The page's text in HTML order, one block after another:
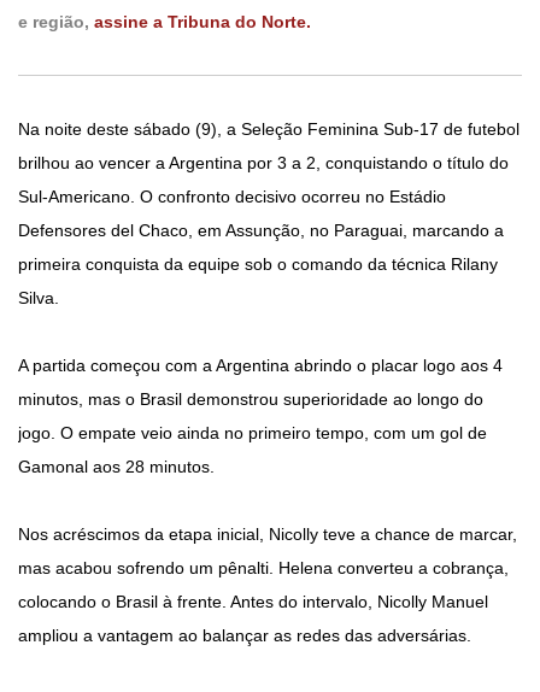
e região, assine a Tribuna do Norte.
Na noite deste sábado (9), a Seleção Feminina Sub-17 de futebol
brilhou ao vencer a Argentina por 3 a 2, conquistando o título do
Sul-Americano. O confronto decisivo ocorreu no Estádio
Defensores del Chaco, em Assunção, no Paraguai, marcando a
primeira conquista da equipe sob o comando da técnica Rilany
Silva.
A partida começou com a Argentina abrindo o placar logo aos 4
minutos, mas o Brasil demonstrou superioridade ao longo do
jogo. O empate veio ainda no primeiro tempo, com um gol de
Gamonal aos 28 minutos.
Nos acréscimos da etapa inicial, Nicolly teve a chance de marcar,
mas acabou sofrendo um pênalti. Helena converteu a cobrança,
colocando o Brasil à frente. Antes do intervalo, Nicolly Manuel
ampliou a vantagem ao balançar as redes das adversárias.